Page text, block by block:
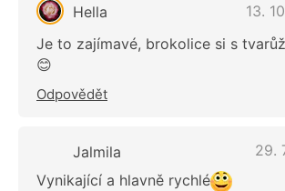
Hella
13.
Je to zajímavé, brokolice si s
😊
Odpovědět
Jalmila
29.
Vynikající a hlavně rychlé